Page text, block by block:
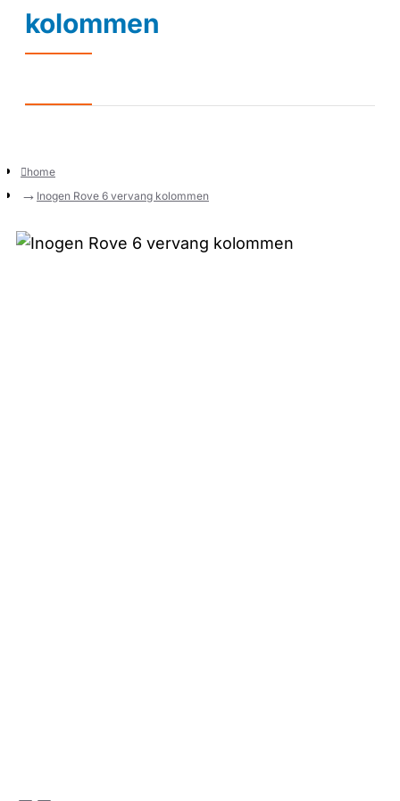
kolommen
home
Inogen Rove 6 vervang kolommen